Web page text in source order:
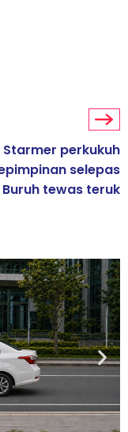
Starmer perkukuh
selepas
tewas teruk